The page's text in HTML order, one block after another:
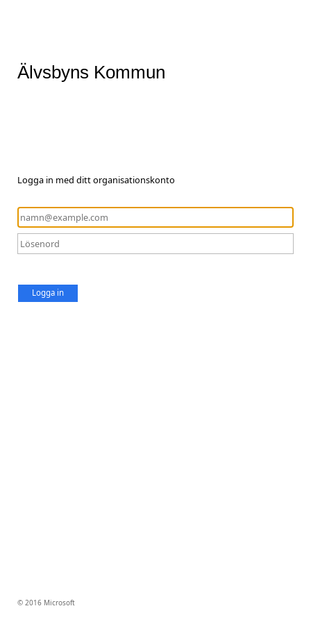
Älvsbyns Kommun
Logga in med ditt organisationskonto
Logga in
© 2016 Microsoft